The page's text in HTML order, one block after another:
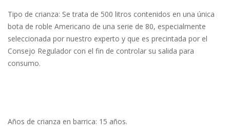
Tipo de crianza: Se trata de 500 litros contenidos en una única
bota de roble Americano de una serie de 80, especialmente
seleccionada por nuestro experto y que es precintada por el
Consejo Regulador con el fin de controlar su salida para
consumo.
Años de crianza en barrica: 15 años.